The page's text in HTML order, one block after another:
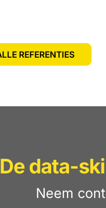
REFERENTIES
De data-
Neem